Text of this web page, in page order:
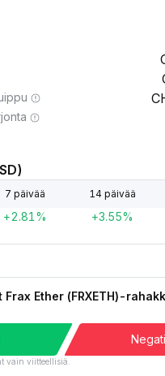
7 päivää 14 päivää
+2.81% +3.55%
Ether (FRXETH)-
vain viitteellisiä.